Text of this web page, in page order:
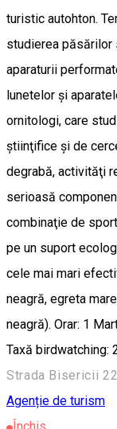
turistic autohton.
studierea păsărilor
aparaturii
lunetelor şi
ornitologi, care
ştiinţifice şi de
degrabă, activităţi
serioasă
combinaţie de
pe un suport
cele mai mari
neagră, egreta
neagră). Orar: 1
Taxă birdwatching:
Strada Bisericii
Agenție de turism